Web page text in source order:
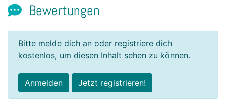
Bewertungen
Bitte melde dich an oder registriere dich
kostenlos, um diesen Inhalt sehen zu können.
Anmelden Jetzt registrieren!